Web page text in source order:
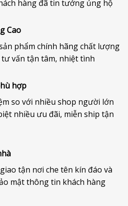
hàng đã tin tưởng ủng hộ
Cao
phẩm chính hãng chất lượng
tư vấn tận tâm, nhiệt tình
hợp
so với nhiều shop người lớn
nhiều ưu đãi, miễn ship tận
tận nơi che tên kín đáo và
mật thông tin khách hàng